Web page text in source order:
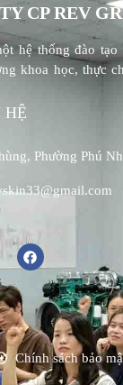
CP REV
hệ thống đào
khoa học, thực
HỆ
Phường Phú
Chính sách bảo